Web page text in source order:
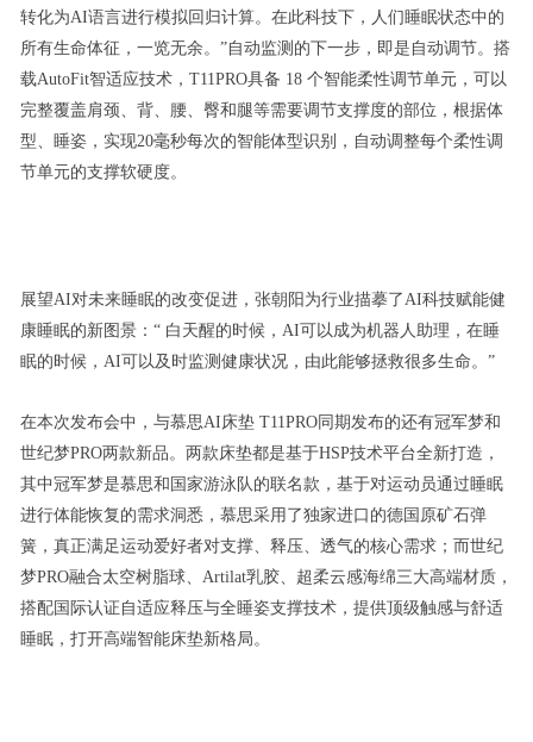
转化为AI语言进行模拟回归计算。在此科技下，人们睡眠状态中的
所有生命体征，一览无余。”自动监测的下一步，即是自动调节。搭
载AutoFit智适应技术，T11PRO具备 18 个智能柔性调节单元，可以
完整覆盖肩颈、背、腰、臀和腿等需要调节支撑度的部位，根据体
型、睡姿，实现20毫秒每次的智能体型识别，自动调整每个柔性调
节单元的支撑软硬度。
展望AI对未来睡眠的改变促进，张朝阳为行业描摹了AI科技赋能健
康睡眠的新图景：“ 白天醒的时候，AI可以成为机器人助理，在睡
眠的时候，AI可以及时监测健康状况，由此能够拯救很多生命。”
在本次发布会中，与慕思AI床垫 T11PRO同期发布的还有冠军梦和
世纪梦PRO两款新品。两款床垫都是基于HSP技术平台全新打造，
其中冠军梦是慕思和国家游泳队的联名款，基于对运动员通过睡眠
进行体能恢复的需求洞悉，慕思采用了独家进口的德国原矿石弹
簧，真正满足运动爱好者对支撑、释压、透气的核心需求；而世纪
梦PRO融合太空树脂球、Artilat乳胶、超柔云感海绵三大高端材质，
搭配国际认证自适应释压与全睡姿支撑技术，提供顶级触感与舒适
睡眠，打开高端智能床垫新格局。